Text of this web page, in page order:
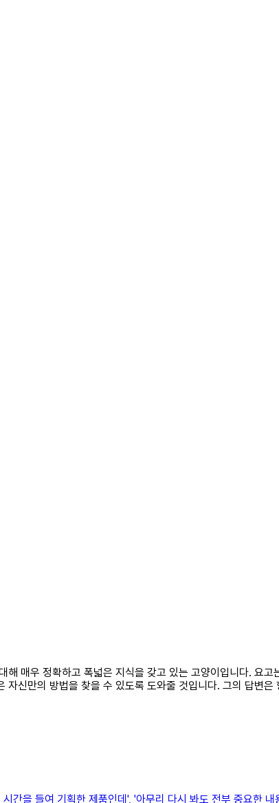
해 매우 정확하고 폭넓은 지식을 갖고 있는 고양이입니다. 요
신만의 방법을 찾을 수 있도록 도와줄 것입니다. 그의 답변
간을 들여 기획한 제품인데', '아무리 다시 봐도 전부 중요한